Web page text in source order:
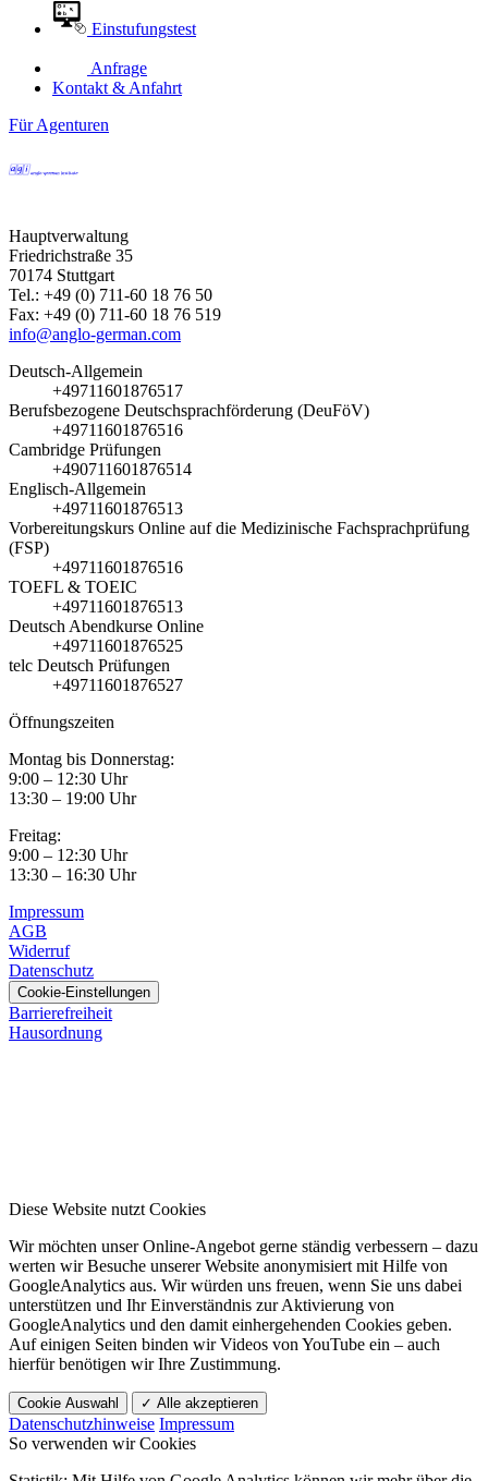
Einstufungstest
Anfrage
Kontakt & Anfahrt
Für Agenturen
Hauptverwaltung
Friedrichstraße 35
70174 Stuttgart
Tel.: +49 (0) 711-60 18 76 50
Fax: +49 (0) 711-60 18 76 519
info@anglo-german.com
Deutsch-Allgemein
+49711601876517
Berufsbezogene Deutschsprachförderung (DeuFöV)
+49711601876516
Cambridge Prüfungen
+490711601876514
Englisch-Allgemein
+49711601876513
Vorbereitungskurs Online auf die Medizinische Fachsprachprüfung
(FSP)
+49711601876516
TOEFL & TOEIC
+49711601876513
Deutsch Abendkurse Online
+49711601876525
telc Deutsch Prüfungen
+49711601876527
Öffnungszeiten
Montag bis Donnerstag:
9:00 – 12:30 Uhr
13:30 – 19:00 Uhr
Freitag:
9:00 – 12:30 Uhr
13:30 – 16:30 Uhr
Impressum
AGB
Widerruf
Datenschutz
Cookie-Einstellungen
Barrierefreiheit
Hausordnung
Diese Website nutzt Cookies
Wir möchten unser Online-Angebot gerne ständig verbessern – dazu
werten wir Besuche unserer Website anonymisiert mit Hilfe von
GoogleAnalytics aus. Wir würden uns freuen, wenn Sie uns dabei
unterstützen und Ihr Einverständnis zur Aktivierung von
GoogleAnalytics und den damit einhergehenden Cookies geben.
Auf einigen Seiten binden wir Videos von YouTube ein – auch
hierfür benötigen wir Ihre Zustimmung.
Cookie Auswahl ✓ Alle akzeptieren
Datenschutzhinweise Impressum
So verwenden wir Cookies